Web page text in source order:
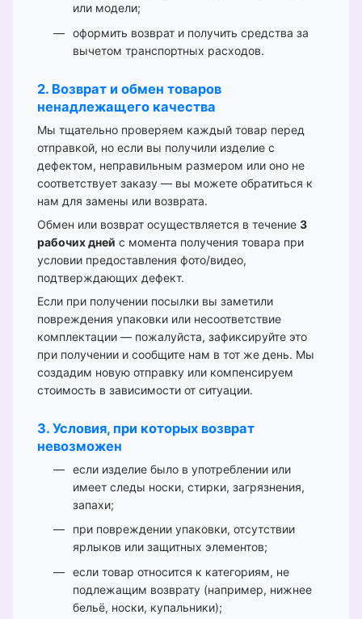
или модели;
оформить возврат и получить средства за
вычетом транспортных расходов.
2. Возврат и обмен товаров
ненадлежащего качества
Мы тщательно проверяем каждый товар перед
отправкой, но если вы получили изделие с
дефектом, неправильным размером или оно не
соответствует заказу — вы можете обратиться к
нам для замены или возврата.
Обмен или возврат осуществляется в течение 3
рабочих дней с момента получения товара при
условии предоставления фото/видео,
подтверждающих дефект.
Если при получении посылки вы заметили
повреждения упаковки или несоответствие
комплектации — пожалуйста, зафиксируйте это
при получении и сообщите нам в тот же день. Мы
создадим новую отправку или компенсируем
стоимость в зависимости от ситуации.
3. Условия, при которых возврат
невозможен
если изделие было в употреблении или
имеет следы носки, стирки, загрязнения,
запахи;
при повреждении упаковки, отсутствии
ярлыков или защитных элементов;
если товар относится к категориям, не
подлежащим возврату (например, нижнее
бельё, носки, купальники);